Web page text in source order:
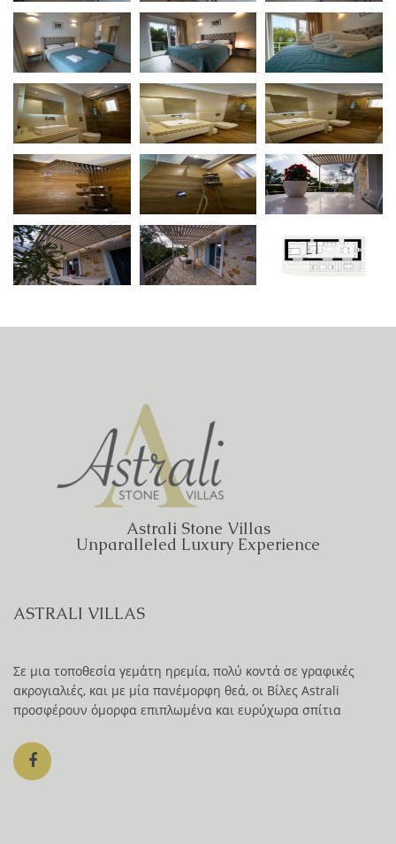
Astrali Stone Villas
Unparalleled Luxury Experience
ASTRALI VILLAS
Σε μια τοποθεσία γεμάτη ηρεμία, πολύ κοντά σε γραφικές
ακρογιαλιές, και με μία πανέμορφη θεά, οι Βίλες Astrali
προσφέρουν όμορφα επιπλωμένα και ευρύχωρα σπίτια